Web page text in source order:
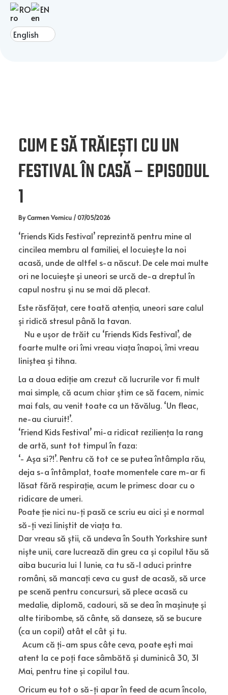
RO EN
CUM E SĂ TRĂIEȘTI CU UN
FESTIVAL ÎN CASĂ – EPISODUL
1
ByCarmen Vornicu /07/05/2026
‘Friends Kids Festival’ reprezintă pentru mine al
cincilea membru al familiei, el locuiește la noi
acasă, unde de altfel s-a născut. De cele mai multe
ori ne locuiește și uneori se urcă de-a dreptul în
capul nostru și nu se mai dă plecat.
Este răsfățat, cere toată atenția, uneori sare calul
și ridică stresul până la tavan.
Nu e ușor de trăit cu ‘Friends Kids Festival’, de
foarte multe ori îmi vreau viața înapoi, îmi vreau
liniștea și tihna.
La a doua ediție am crezut că lucrurile vor fi mult
mai simple, că acum chiar știm ce să facem, nimic
mai fals, au venit toate ca un tăvălug. ‘Un fleac,
ne-au ciuruit!’.
‘Friend Kids Festival’ mi-a ridicat reziliența la rang
de artă, sunt tot timpul în faza:
‘- Așa si?!’. Pentru că tot ce se putea întâmpla rău,
deja s-a întâmplat, toate momentele care m-ar fi
lăsat fără respirație, acum le primesc doar cu o
ridicare de umeri.
Poate ție nici nu-ți pasă ce scriu eu aici și e normal
să-ți vezi liniștit de viața ta.
Dar vreau să știi, că undeva în South Yorkshire sunt
niște unii, care lucrează din greu ca și copilul tău să
aiba bucuria lui 1 Iunie, ca tu să-l aduci printre
români, să mancați ceva cu gust de acasă, să urce
pe scenă pentru concursuri, să plece acasă cu
medalie, diplomă, cadouri, să se dea în mașinuțe și
alte tiribombe, să cânte, să danseze, să se bucure
(ca un copil) atât el cât și tu.
Acum că ți-am spus câte ceva, poate ești mai
atent la ce poți face sâmbătă și duminicâ 30, 31
Mai, pentru tine și copilul tau.
Oricum eu tot o să-ți apar în feed de acum încolo,
Post
navigation